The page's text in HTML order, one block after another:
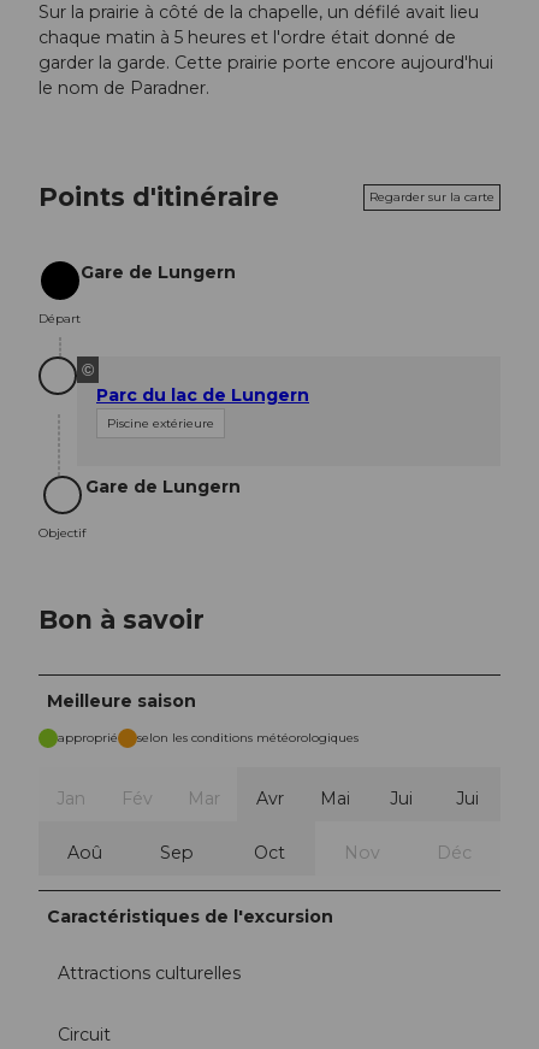
Sur la prairie à côté de la chapelle, un défilé avait lieu
chaque matin à 5 heures et l'ordre était donné de
garder la garde. Cette prairie porte encore aujourd'hui
le nom de Paradner.
Points d'itinéraire Regarder sur la carte
Départ
Départ
Gare de Lungern
©
Parc du lac de Lungern
Piscine extérieure
Objectif
Objectif
Gare de Lungern
Bon à savoir
Meilleure saison
approprié selon les conditions météorologiques
Jan Fév Mar Avr Mai Jui Jui
Aoû Sep Oct Nov Déc
Caractéristiques de l'excursion
Attractions culturelles
Circuit